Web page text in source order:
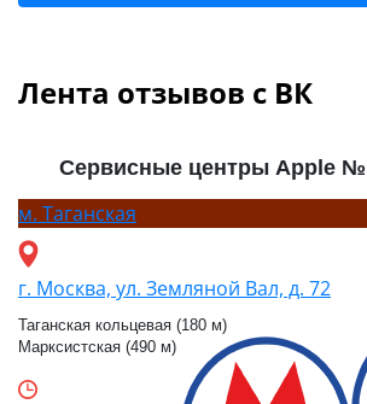
Лента отзывов с ВК
Сервисные центры Apple
м. Таганская
г. Москва, ул. Земляной Вал, д. 72
Таганская кольцевая (180 м)
Марксистская (490 м)